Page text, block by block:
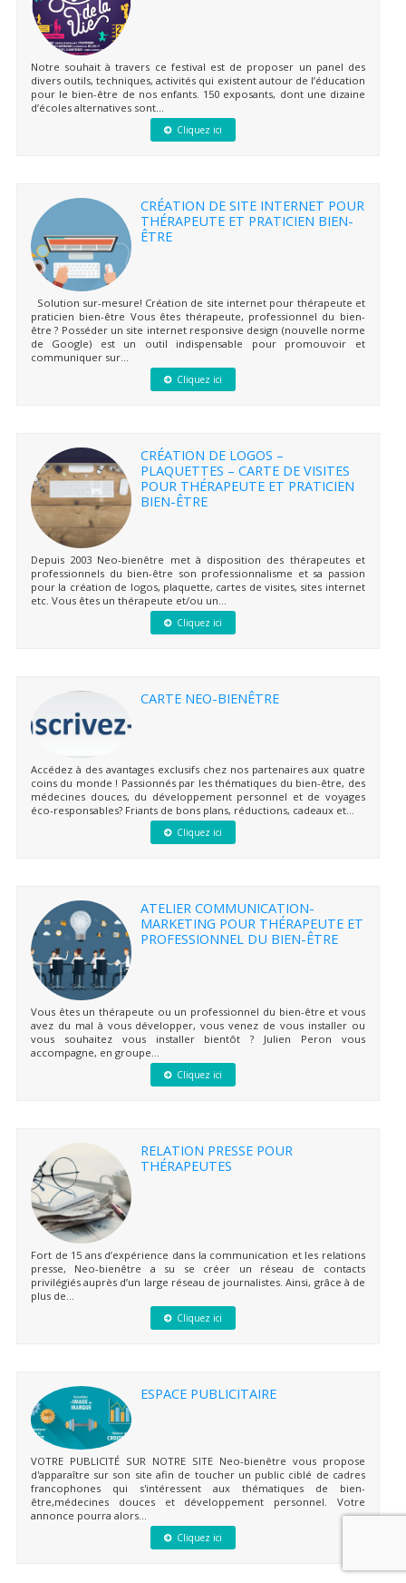
Notre souhait à travers ce festival est de proposer un panel des
divers outils, techniques, activités qui existent autour de l’éducation
pour le bien-être de nos enfants. 150 exposants, dont une dizaine
d’écoles alternatives sont...
Cliquez ici
CRÉATION DE SITE INTERNET POUR
THÉRAPEUTE ET PRATICIEN BIEN-
ÊTRE
Solution sur-mesure! Création de site internet pour thérapeute et
praticien bien-être Vous êtes thérapeute, professionnel du bien-
être ? Posséder un site internet responsive design (nouvelle norme
de Google) est un outil indispensable pour promouvoir et
communiquer sur...
Cliquez ici
CRÉATION DE LOGOS –
PLAQUETTES – CARTE DE VISITES
POUR THÉRAPEUTE ET PRATICIEN
BIEN-ÊTRE
Depuis 2003 Neo-bienêtre met à disposition des thérapeutes et
professionnels du bien-être son professionnalisme et sa passion
pour la création de logos, plaquette, cartes de visites, sites internet
etc. Vous êtes un thérapeute et/ou un...
Cliquez ici
CARTE NEO-BIENÊTRE
Accédez à des avantages exclusifs chez nos partenaires aux quatre
coins du monde ! Passionnés par les thématiques du bien-être, des
médecines douces, du développement personnel et de voyages
éco-responsables? Friants de bons plans, réductions, cadeaux et...
Cliquez ici
ATELIER COMMUNICATION-
MARKETING POUR THÉRAPEUTE ET
PROFESSIONNEL DU BIEN-ÊTRE
Vous êtes un thérapeute ou un professionnel du bien-être et vous
avez du mal à vous développer, vous venez de vous installer ou
vous souhaitez vous installer bientôt ? Julien Peron vous
accompagne, en groupe...
Cliquez ici
RELATION PRESSE POUR
THÉRAPEUTES
Fort de 15 ans d’expérience dans la communication et les relations
presse, Neo-bienêtre a su se créer un réseau de contacts
privilégiés auprès d’un large réseau de journalistes. Ainsi, grâce à de
plus de...
Cliquez ici
ESPACE PUBLICITAIRE
VOTRE PUBLICITÉ SUR NOTRE SITE Neo-bienêtre vous propose
d'apparaître sur son site afin de toucher un public ciblé de cadres
francophones qui s'intéressent aux thématiques de bien-
être,médecines douces et développement personnel. Votre
annonce pourra alors...
Cliquez ici